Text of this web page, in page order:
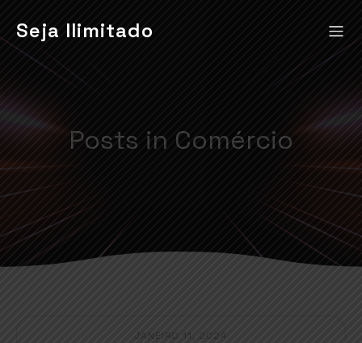
Seja Ilimitado
Posts in Comércio
JANEIRO 11, 2024